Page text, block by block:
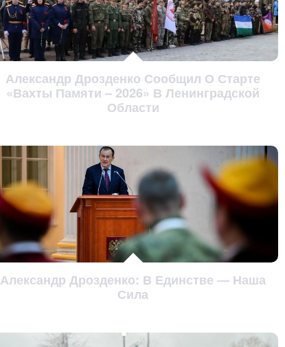
Александр Дрозденко Сообщил О Старте
«Вахты Памяти – 2026» В Ленинградской
Области
Александр Дрозденко: В Единстве — Наша
Сила